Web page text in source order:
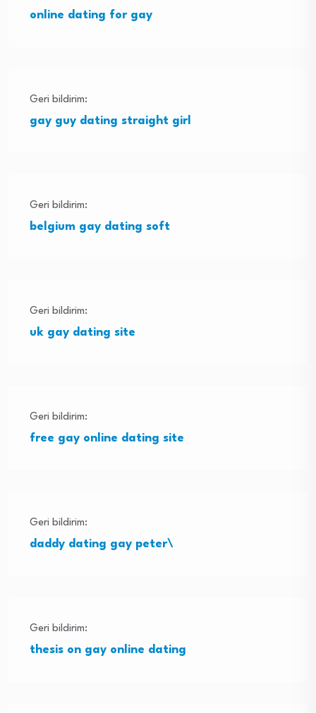
online dating for gay
Geri bildirim:
gay guy dating straight girl
Geri bildirim:
belgium gay dating soft
Geri bildirim:
uk gay dating site
Geri bildirim:
free gay online dating site
Geri bildirim:
daddy dating gay peter\
Geri bildirim:
thesis on gay online dating